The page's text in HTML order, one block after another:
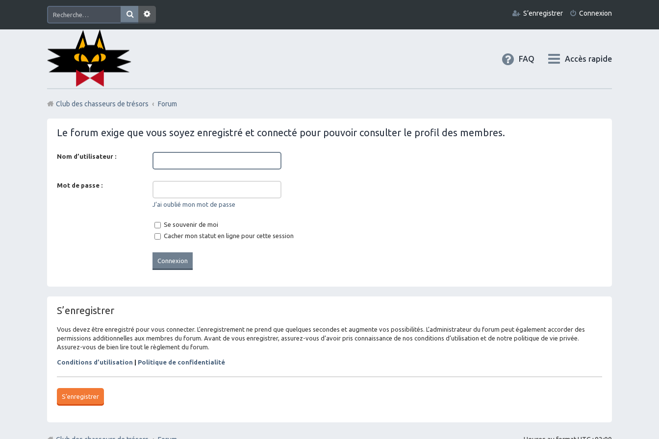
Connexion
S’enregistrer
Accès rapide
FAQ
Club des chasseurs de trésors Forum
Le forum exige que vous soyez enregistré et connecté pour pouvoir consulter le profil des membres.
Nom d’utilisateur :
Mot de passe :
J’ai oublié mon mot de passe
Se souvenir de moi
Cacher mon statut en ligne pour cette session
S’enregistrer
Vous devez être enregistré pour vous connecter. L’enregistrement ne prend que quelques secondes et augmente vos possibilités. L’administrateur du forum peut également accorder des
permissions additionnelles aux membres du forum. Avant de vous enregistrer, assurez-vous d’avoir pris connaissance de nos conditions d’utilisation et de notre politique de vie privée.
Assurez-vous de bien lire tout le règlement du forum.
Conditions d’utilisation Politique de confidentialité
S’enregistrer